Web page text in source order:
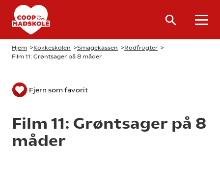
Hjem >Kokkeskolen >Smagekassen >Rodfrugter >
Film 11: Grøntsager på 8 måder
Fjern som favorit
Film 11: Grøntsager på 8
måder